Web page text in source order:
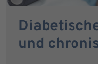
und